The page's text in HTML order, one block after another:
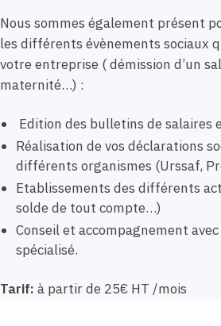
Nous sommes également présent
les différents évènements sociaux
votre entreprise ( démission d’un
maternité…) :
Edition des bulletins de salaires
Réalisation de vos déclarations
différents organismes (Urssaf,
Etablissements des différents
solde de tout compte…)
Conseil et accompagnement
spécialisé.
Tarif: à partir de 25€ HT /mois